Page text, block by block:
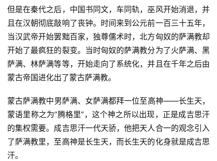
但是在秦代之后，中国书同文，车同轨，巫风开始消退，并
且在汉朝彻底敲响了丧钟。时间来到公元前一百三十五年，
当汉武帝开始罢黜百家，独尊儒术时，北方匈奴的萨满教却
开始了最疯狂的裂变。当时匈奴的萨满教分为了火萨满、黑
萨满、林萨满等等，开始走向了系统化，并且在千年之后由
蒙古帝国进化出了蒙古萨满教。
蒙古萨满教中男萨满、女萨满都拜一位至高神——长生天，
蒙语里称之为“腾格里”，这个神之所以出现，正是成吉思汗
的集权需要。成吉思汗一代天骄，他把天人合一的观念引入
了萨满教里，至高神是长生天，而长生天的化身就是成吉思
汗。